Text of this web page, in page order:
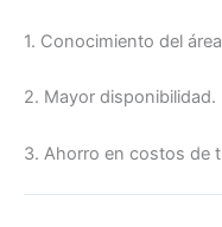
1. Conocimiento del
2. Mayor disponibilidad.
3. Ahorro en costos de